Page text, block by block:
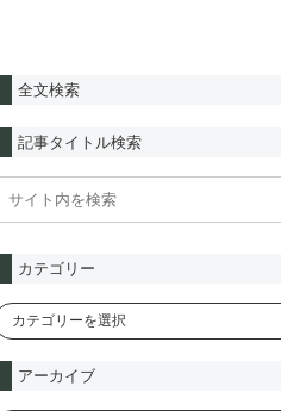
全文検索
記事タイトル検索
カテゴリー
アーカイブ